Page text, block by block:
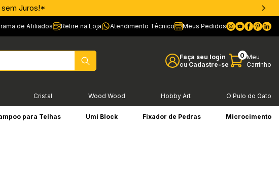
sem Juros!*
de Afiliados Retire na Loja Atendimento Técnico Meus Pedidos
Faça seu login
ou Cadastre-se
0 Meu
Carrinho
Cristal Wood Wood Hobby Art O Pulo do Gato
para Telhas Umi Block Fixador de Pedras Microcimento